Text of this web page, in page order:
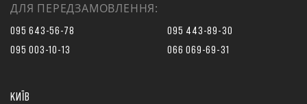
ДЛЯ ПЕРЕДЗАМОВЛЕННЯ:
095 643-56-78
095 003-10-13
095 443-89-30
066 069-69-31
КИЇВ